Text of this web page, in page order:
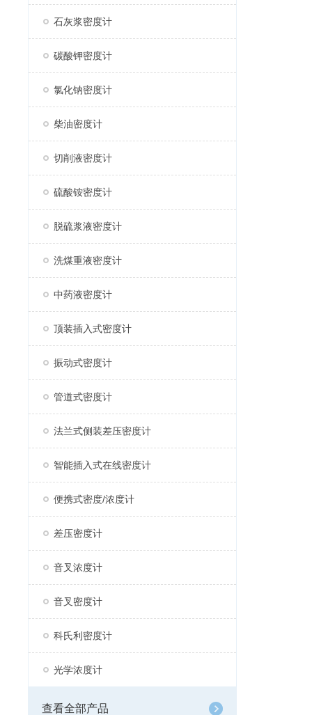
石灰浆密度计
碳酸钾密度计
氯化钠密度计
柴油密度计
切削液密度计
硫酸铵密度计
脱硫浆液密度计
洗煤重液密度计
中药液密度计
顶装插入式密度计
振动式密度计
管道式密度计
法兰式侧装差压密度计
智能插入式在线密度计
便携式密度/浓度计
差压密度计
音叉浓度计
音叉密度计
科氏利密度计
光学浓度计
查看全部产品